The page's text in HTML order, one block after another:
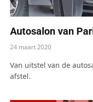
Autosalon van
24 maart 2020
Van uitstel van de
afstel.